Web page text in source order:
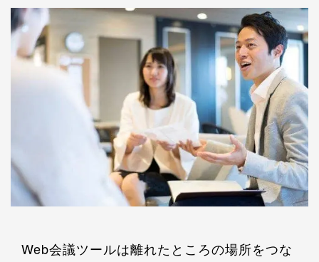
Web会議ツールは離れたところの場所をつな